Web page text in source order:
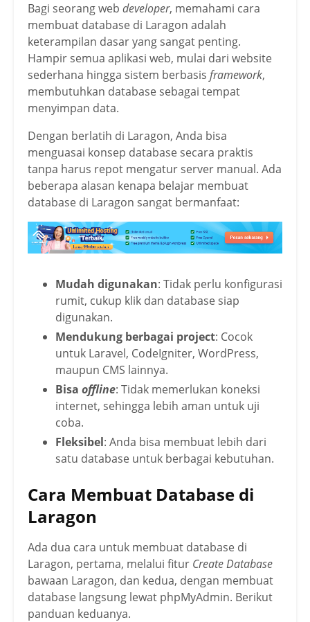
Bagi seorang web developer, memahami cara
membuat database di Laragon adalah
keterampilan dasar yang sangat penting.
Hampir semua aplikasi web, mulai dari website
sederhana hingga sistem berbasis framework,
membutuhkan database sebagai tempat
menyimpan data.
Dengan berlatih di Laragon, Anda bisa
menguasai konsep database secara praktis
tanpa harus repot mengatur server manual. Ada
beberapa alasan kenapa belajar membuat
database di Laragon sangat bermanfaat:
Mudah digunakan: Tidak perlu konfigurasi
rumit, cukup klik dan database siap
digunakan.
Mendukung berbagai project: Cocok
untuk Laravel, CodeIgniter, WordPress,
maupun CMS lainnya.
Bisa offline: Tidak memerlukan koneksi
internet, sehingga lebih aman untuk uji
coba.
Fleksibel: Anda bisa membuat lebih dari
satu database untuk berbagai kebutuhan.
Cara Membuat Database di
Laragon
Ada dua cara untuk membuat database di
Laragon, pertama, melalui fitur Create Database
bawaan Laragon, dan kedua, dengan membuat
database langsung lewat phpMyAdmin. Berikut
panduan keduanya.